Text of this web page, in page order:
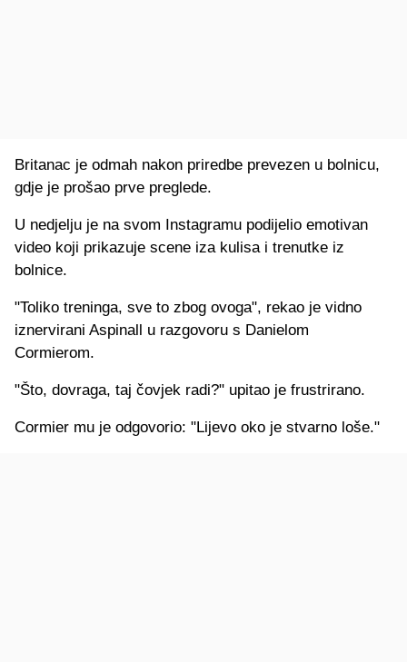
Britanac je odmah nakon priredbe prevezen u bolnicu,
gdje je prošao prve preglede.
U nedjelju je na svom Instagramu podijelio emotivan
video koji prikazuje scene iza kulisa i trenutke iz
bolnice.
"Toliko treninga, sve to zbog ovoga", rekao je vidno
iznervirani Aspinall u razgovoru s Danielom
Cormierom.
"Što, dovraga, taj čovjek radi?" upitao je frustrirano.
Cormier mu je odgovorio: "Lijevo oko je stvarno loše."